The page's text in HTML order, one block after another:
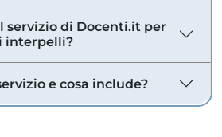
servizio di Docenti.it per
interpelli?
e cosa include?